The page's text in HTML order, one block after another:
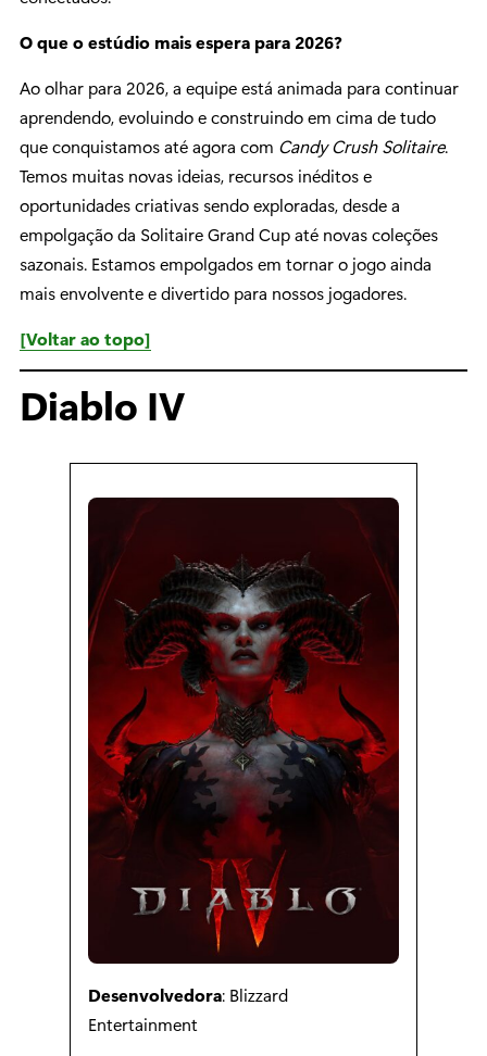
O que o estúdio mais espera para 2026?
Ao olhar para 2026, a equipe está animada para continuar
aprendendo, evoluindo e construindo em cima de tudo
que conquistamos até agora com Candy Crush Solitaire.
Temos muitas novas ideias, recursos inéditos e
oportunidades criativas sendo exploradas, desde a
empolgação da Solitaire Grand Cup até novas coleções
sazonais. Estamos empolgados em tornar o jogo ainda
mais envolvente e divertido para nossos jogadores.
[Voltar ao topo]
Diablo IV
Desenvolvedora: Blizzard
Entertainment